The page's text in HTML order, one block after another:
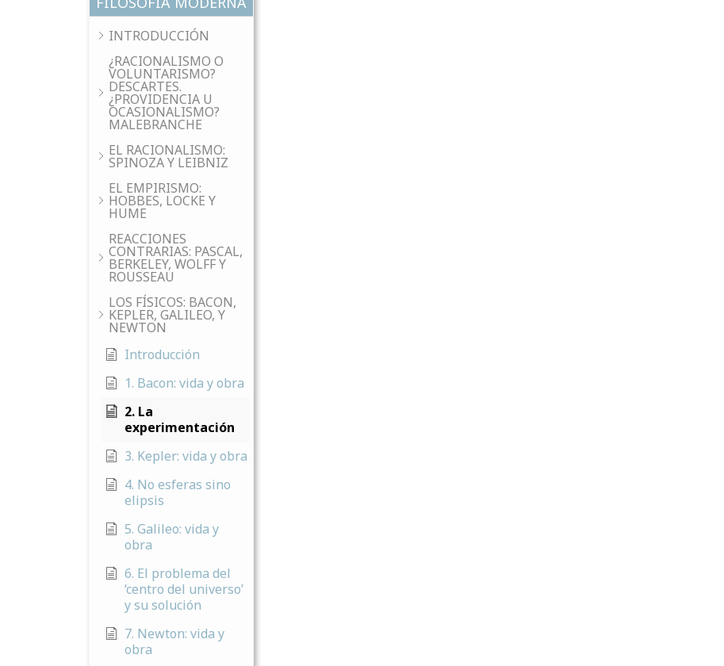
INTRODUCCIÓN
¿RACIONALISMO O
VOLUNTARISMO?
DESCARTES.
¿PROVIDENCIA U
OCASIONALISMO?
MALEBRANCHE
EL RACIONALISMO:
SPINOZA Y LEIBNIZ
EL EMPIRISMO:
HOBBES, LOCKE Y
HUME
REACCIONES
CONTRARIAS: PASCAL,
BERKELEY, WOLFF Y
ROUSSEAU
LOS FÍSICOS: BACON,
KEPLER, GALILEO, Y
NEWTON
Introducción
1. Bacon: vida y obra
2. La
experimentación
3. Kepler: vida y obra
4. No esferas sino
elipsis
5. Galileo: vida y
obra
6. El problema del
‘centro del universo’
y su solución
7. Newton: vida y
obra